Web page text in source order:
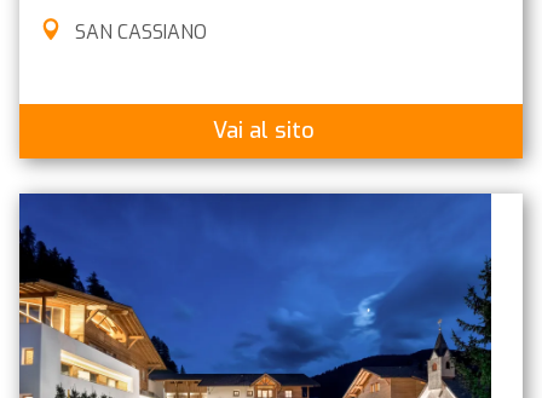
SAN CASSIANO
Vai al sito